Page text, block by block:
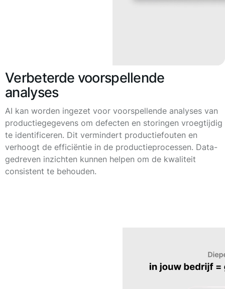
Verbeterde voorspellende
analyses
AI kan worden ingezet voor voorspellende analyses van
productiegegevens om defecten en storingen vroegtijdig
te identificeren. Dit vermindert productiefouten en
verhoogt de efficiëntie in de productieprocessen. Data-
gedreven inzichten kunnen helpen om de kwaliteit
consistent te behouden.